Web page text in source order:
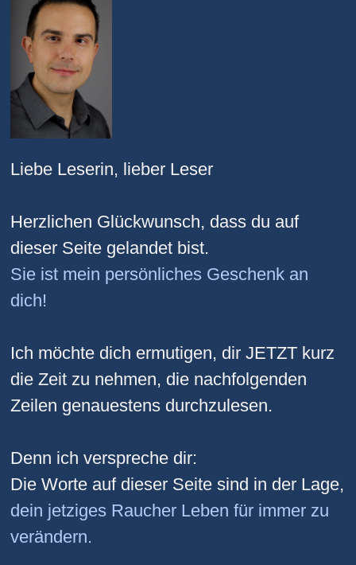
Liebe Leserin, lieber Leser
Herzlichen Glückwunsch, dass du auf
dieser Seite gelandet bist.
Sie ist mein persönliches Geschenk an
dich!
Ich möchte dich ermutigen, dir JETZT kurz
die Zeit zu nehmen, die nachfolgenden
Zeilen genauestens durchzulesen.
Denn ich verspreche dir:
Die Worte auf dieser Seite sind in der Lage,
dein jetziges Raucher Leben für immer zu
verändern.